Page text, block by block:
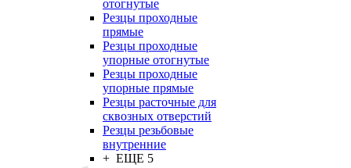
отогнутые
Резцы проходные
прямые
Резцы проходные
упорные отогнутые
Резцы проходные
упорные прямые
Резцы расточные для
сквозных отверстий
Резцы резьбовые
внутренние
+ ЕЩЕ 5